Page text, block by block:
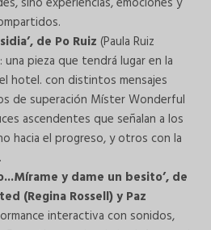
de Po Ruiz (Paula Ruiz
una pieza que tendrá lugar en la
hotel. con distintos mensajes
de superación Míster Wonderful
ascendentes que señalan a los
hacia el progreso, y otros con la
y dame un besito’, de
(Regina Rossell) y Paz
interactiva con sonidos,